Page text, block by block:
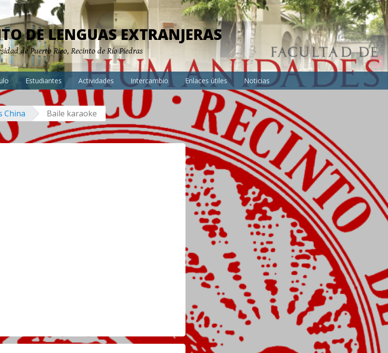
DE LENGUAS EXTRANJERAS
de Puerto Rico, Recinto de Río Piedras
Estudiantes Actividades Intercambio Enlaces útiles Noticias
China Baile karaoke